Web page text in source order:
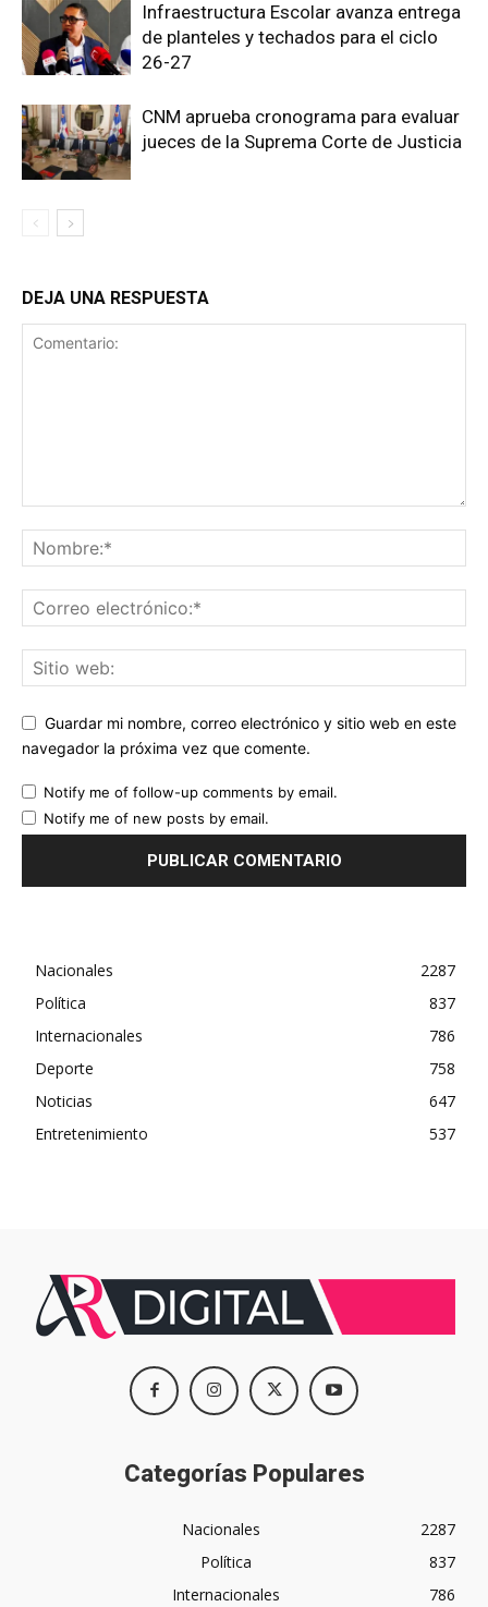
Infraestructura Escolar avanza entrega
de planteles y techados para el ciclo
26-27
CNM aprueba cronograma para evaluar
jueces de la Suprema Corte de Justicia
DEJA UNA RESPUESTA
Guardar mi nombre, correo electrónico y sitio web en este
navegador la próxima vez que comente.
Notify me of follow-up comments by email.
Notify me of new posts by email.
Nacionales
2287
Política
837
Internacionales
786
Deporte
758
Noticias
647
Entretenimiento
537
Categorías Populares
Nacionales
2287
Política
837
Internacionales
786